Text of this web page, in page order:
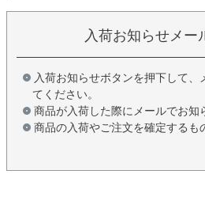
入荷お知らせメー
入荷お知らせボタンを押下して、
てください。
商品が入荷した際にメールでお知
商品の入荷やご注文を確定するも